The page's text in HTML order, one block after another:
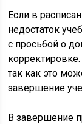
Если в
недостаток
с просьбой о
так как это
завершение
В завершение